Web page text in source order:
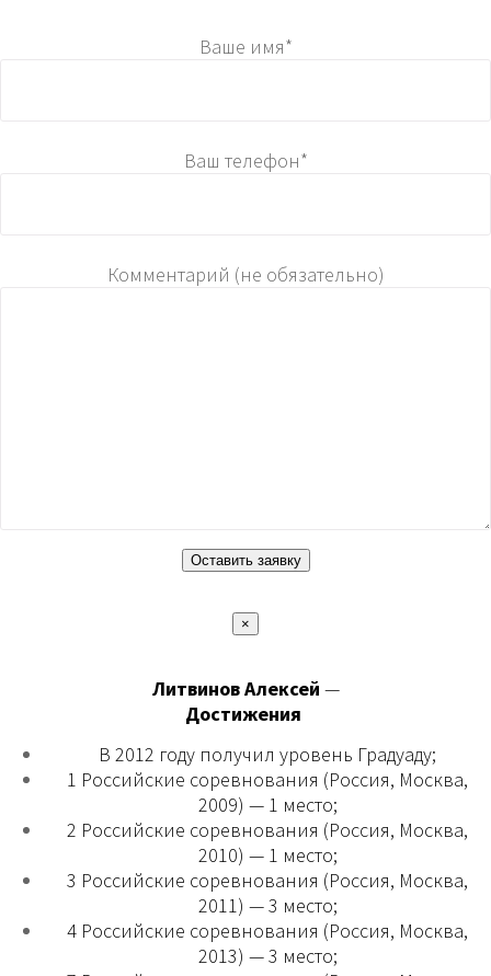
Ваше имя*
Ваш телефон*
Комментарий (не обязательно)
×
Литвинов Алексей —
Достижения
В 2012 году получил уровень Градуаду;
1 Российские соревнования (Россия, Москва,
2009) — 1 место;
2 Российские соревнования (Россия, Москва,
2010) — 1 место;
3 Российские соревнования (Россия, Москва,
2011) — 3 место;
4 Российские соревнования (Россия, Москва,
2013) — 3 место;